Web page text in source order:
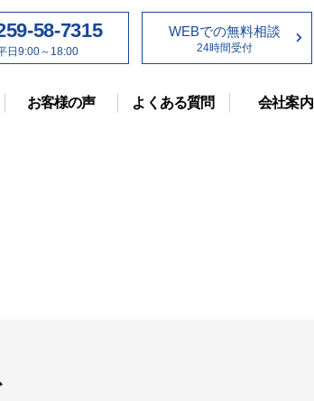
58-7315
日9:00～18:00
WEBでの無料相談
24時間受付
お客様の声 よくある質問 会社案内